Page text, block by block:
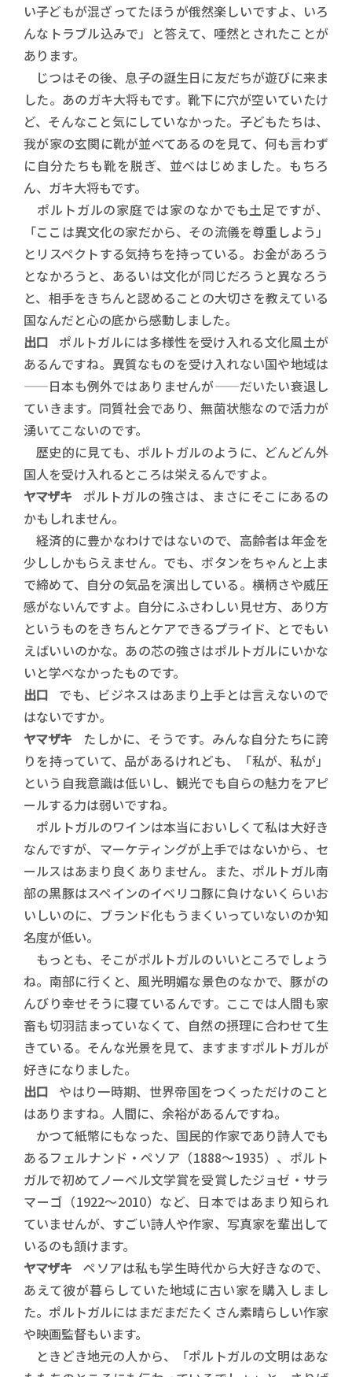
い子どもが混ざってたほうが俄然楽しいですよ、いろ
んなトラブル込みで」と答えて、唖然とされたことが
あります。
じつはその後、息子の誕生日に友だちが遊びに来ま
した。あのガキ大将もです。靴下に穴が空いていたけ
ど、そんなこと気にしていなかった。子どもたちは、
我が家の玄関に靴が並べてあるのを見て、何も言わず
に自分たちも靴を脱ぎ、並べはじめました。もちろ
ん、ガキ大将もです。
ポルトガルの家庭では家のなかでも土足ですが、
「ここは異文化の家だから、その流儀を尊重しよう」
とリスペクトする気持ちを持っている。お金があろう
となかろうと、あるいは文化が同じだろうと異なろう
と、相手をきちんと認めることの大切さを教えている
国なんだと心の底から感動しました。
出口 ポルトガルには多様性を受け入れる文化風土が
あるんですね。異質なものを受け入れない国や地域は
——日本も例外ではありませんが——だいたい衰退し
ていきます。同質社会であり、無菌状態なので活力が
湧いてこないのです。
歴史的に見ても、ポルトガルのように、どんどん外
国人を受け入れるところは栄えるんですよ。
ヤマザキ ポルトガルの強さは、まさにそこにあるの
かもしれません。
経済的に豊かなわけではないので、高齢者は年金を
少ししかもらえません。でも、ボタンをちゃんと上ま
で締めて、自分の気品を演出している。横柄さや威圧
感がないんですよ。自分にふさわしい見せ方、あり方
というものをきちんとケアできるプライド、とでもい
えばいいのかな。あの芯の強さはポルトガルにいかな
いと学べなかったものです。
出口 でも、ビジネスはあまり上手とは言えないので
はないですか。
ヤマザキ たしかに、そうです。みんな自分たちに誇
りを持っていて、品があるけれども、「私が、私が」
という自我意識は低いし、観光でも自らの魅力をアピ
ールする力は弱いですね。
ポルトガルのワインは本当においしくて私は大好き
なんですが、マーケティングが上手ではないから、セ
ールスはあまり良くありません。また、ポルトガル南
部の黒豚はスペインのイベリコ豚に負けないくらいお
いしいのに、ブランド化もうまくいっていないのか知
名度が低い。
もっとも、そこがポルトガルのいいところでしょう
ね。南部に行くと、風光明媚な景色のなかで、豚がの
んびり幸せそうに寝ているんです。ここでは人間も家
畜も切羽詰まっていなくて、自然の摂理に合わせて生
きている。そんな光景を見て、ますますポルトガルが
好きになりました。
出口 やはり一時期、世界帝国をつくっただけのこと
はありますね。人間に、余裕があるんですね。
かつて紙幣にもなった、国民的作家であり詩人でも
あるフェルナンド・ペソア（1888～1935）、ポルト
ガルで初めてノーベル文学賞を受賞したジョゼ・サラ
マーゴ（1922～2010）など、日本ではあまり知られ
ていませんが、すごい詩人や作家、写真家を輩出して
いるのも頷けます。
ヤマザキペソアは私も学生時代から大好きなので、
あえて彼が暮らしていた地域に古い家を購入しまし
た。ポルトガルにはまだまだたくさん素晴らしい作家
や映画監督もいます。
ときどき地元の人から、「ポルトガルの文明はあな